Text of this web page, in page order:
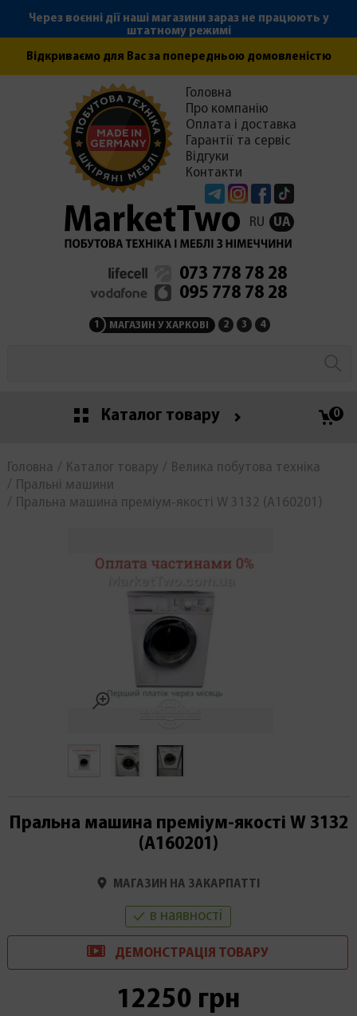
Через воєнні дії наші магазини зараз не працюють у
штатному режимі
Відкриваємо для Вас за попередньою домовленістю
TelegramInstagramFacebook
Головна
Про компанію
Оплата і доставка
Гарантії та сервіс
Відгуки
Контакти
RU UA
073 778 78 28
095 778 78 28
1 МАГАЗИН У ХАРКОВІ 2 МАГАЗИН НА
3 СЕРВІСНИЙ ЦЕНТР
4
Каталог товару 0
Головна Каталог товару
Велика побутова техніка
Пральні машини
Пральна машина преміум-якості W 3132 (A160201)
Пральна машина преміум-якості W 3132
(A160201)
МАГАЗИН НА ЗАКАРПАТТІ
в наявності
ДЕМОНСТРАЦІЯ ТОВАРУ
12250 грн